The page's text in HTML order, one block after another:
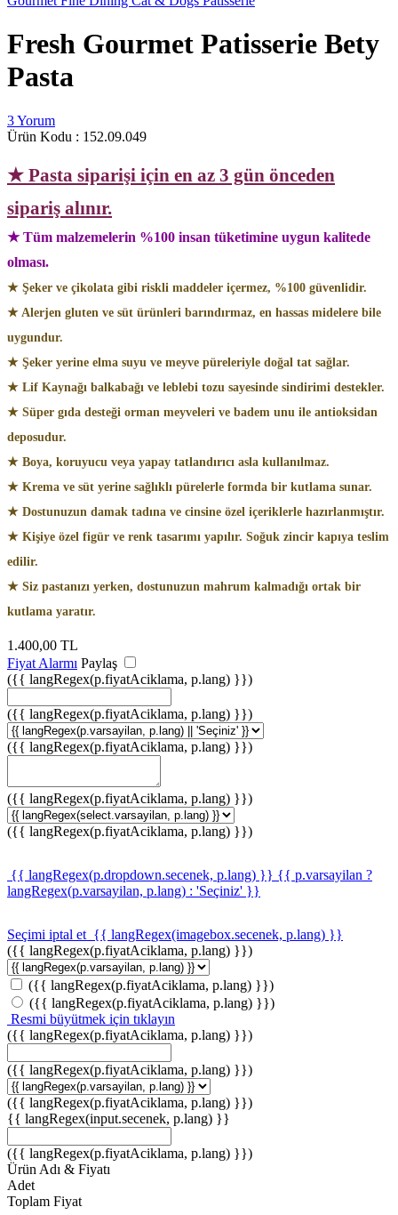
Fresh Gourmet Patisserie Bety
Pasta
3 Yorum
Ürün Kodu : 152.09.049
★ Pasta siparişi için en az 3 gün önceden
sipariş alınır.
★ Tüm malzemelerin %100 insan tüketimine uygun kalitede
olması.
★ Şeker ve çikolata gibi riskli maddeler içermez, %100 güvenlidir.
★ Alerjen gluten ve süt ürünleri barındırmaz, en hassas midelere bile
uygundur.
★ Şeker yerine elma suyu ve meyve püreleriyle doğal tat sağlar.
★ Lif Kaynağı balkabağı ve leblebi tozu sayesinde sindirimi destekler.
★ Süper gıda desteği orman meyveleri ve badem unu ile antioksidan
deposudur.
★ Boya, koruyucu veya yapay tatlandırıcı asla kullanılmaz.
★ Krema ve süt yerine sağlıklı pürelerle formda bir kutlama sunar.
★ Dostunuzun damak tadına ve cinsine özel içeriklerle hazırlanmıştır.
★ Kişiye özel figür ve renk tasarımı yapılır. Soğuk zincir kapıya teslim
edilir.
★ Siz pastanızı yerken, dostunuzun mahrum kalmadığı ortak bir
kutlama yaratır.
1.400,00 TL
Fiyat Alarmı Paylaş
({{ langRegex(p.fiyatAciklama, p.lang) }})
({{ langRegex(p.fiyatAciklama, p.lang) }})
({{ langRegex(p.fiyatAciklama, p.lang) }})
({{ langRegex(p.fiyatAciklama, p.lang) }})
({{ langRegex(p.fiyatAciklama, p.lang) }})
{{ langRegex(p.dropdown.secenek, p.lang) }} {{ p.varsayilan ?
langRegex(p.varsayilan, p.lang) : 'Seçiniz' }}
Seçimi iptal et {{ langRegex(imagebox.secenek, p.lang) }}
({{ langRegex(p.fiyatAciklama, p.lang) }})
({{ langRegex(p.fiyatAciklama, p.lang) }})
({{ langRegex(p.fiyatAciklama, p.lang) }})
Resmi büyütmek için tıklayın
({{ langRegex(p.fiyatAciklama, p.lang) }})
({{ langRegex(p.fiyatAciklama, p.lang) }})
({{ langRegex(p.fiyatAciklama, p.lang) }})
{{ langRegex(input.secenek, p.lang) }}
({{ langRegex(p.fiyatAciklama, p.lang) }})
Ürün Adı & Fiyatı
Adet
Toplam Fiyat